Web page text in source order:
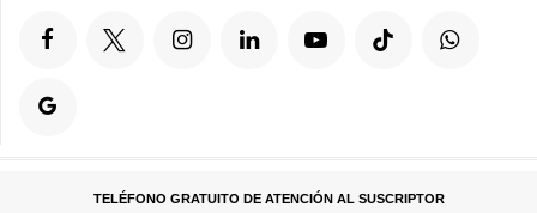
TELÉFONO GRATUITO DE ATENCIÓN AL SUSCRIPTOR